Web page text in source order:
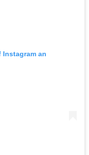
Instagram an